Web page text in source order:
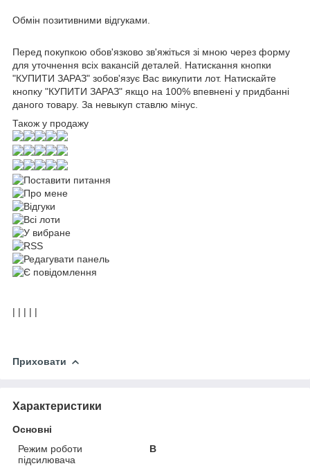
Обмін позитивними відгуками.
Перед покупкою обов'язково зв'яжіться зі мною через форму
для уточнення всіх вакансій деталей. Натискання кнопки
"КУПИТИ ЗАРАЗ" зобов'язує Вас викупити лот. Натискайте
кнопку "КУПИТИ ЗАРАЗ" якщо на 100% впевнені у придбанні
даного товару. За невыкуп ставлю мінус.
Також у продажу
| | | | |
Приховати
Характеристики
Основні
Режим роботи
підсилювача
В